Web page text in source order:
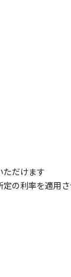
ただけます
の利率を適用さ